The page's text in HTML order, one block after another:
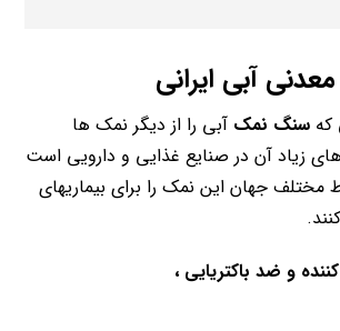
آبی ایرانی
کهسنگ نمک آبی را از دیگر نمک ها
های زیاد آن در صنایع غذایی و دارویی است
مختلف جهان این نمک را برای بیماریهای
و ضد باکتریایی ،